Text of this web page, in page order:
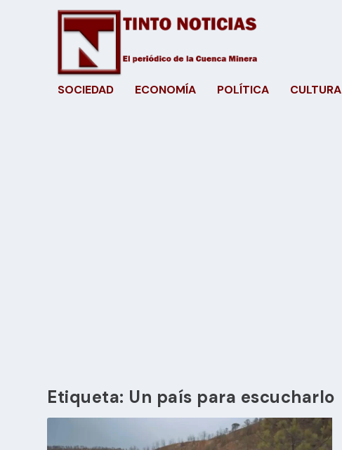
SOCIEDAD ECONOMÍA POLÍTICA CULTURA
Etiqueta: Un país para escucharlo